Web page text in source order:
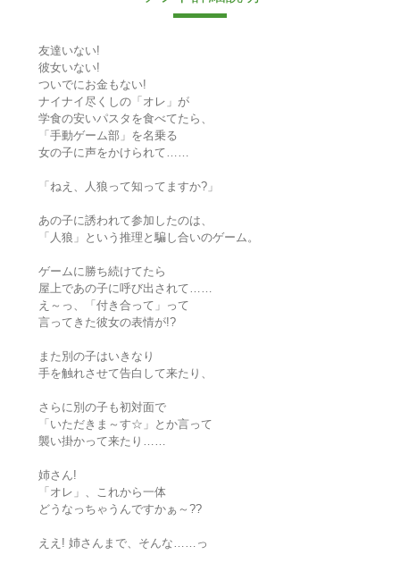
友達いない!
彼女いない!
ついでにお金もない!
ナイナイ尽くしの「オレ」が
学食の安いパスタを食べてたら、
「手動ゲーム部」を名乗る
女の子に声をかけられて……
「ねえ、人狼って知ってますか?」
あの子に誘われて参加したのは、
「人狼」という推理と騙し合いのゲーム。
ゲームに勝ち続けてたら
屋上であの子に呼び出されて……
え～っ、「付き合って」って
言ってきた彼女の表情が!?
また別の子はいきなり
手を触れさせて告白して来たり、
さらに別の子も初対面で
「いただきま～す☆」とか言って
襲い掛かって来たり……
姉さん!
「オレ」、これから一体
どうなっちゃうんですかぁ～??
ええ! 姉さんまで、そんな……っ